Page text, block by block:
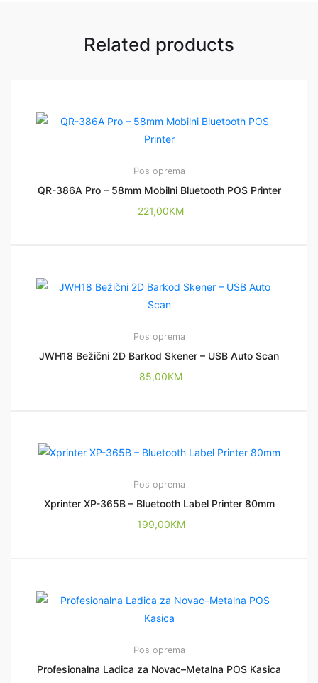
Related products
Pos oprema
QR-386A Pro – 58mm Mobilni Bluetooth POS Printer
221,00KM
Pos oprema
JWH18 Bežični 2D Barkod Skener – USB Auto Scan
85,00KM
Pos oprema
Xprinter XP-365B – Bluetooth Label Printer 80mm
199,00KM
Pos oprema
Profesionalna Ladica za Novac–Metalna POS Kasica